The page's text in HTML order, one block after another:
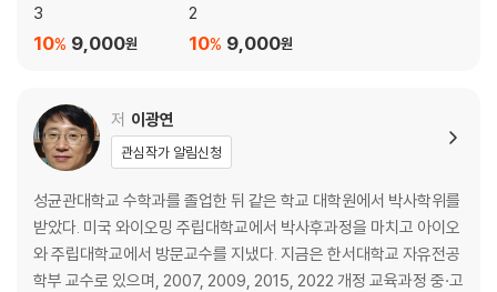
3
9,000원
10%
2
9,000원
10%
저 이광연
관심작가 알림신청
성균관대학교 수학과를 졸업한 뒤 같은 학교 대학원에서 박사학위를
받았다. 미국 와이오밍 주립대학교에서 박사후과정을 마치고 아이오
와 주립대학교에서 방문교수를 지냈다. 지금은 한서대학교 자유전공
학부 교수로 있으며, 2007, 2009, 2015, 2022 개정 교육과정 중·고